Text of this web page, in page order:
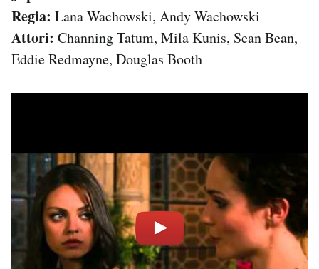
Regia: Lana Wachowski, Andy Wachowski
Attori: Channing Tatum, Mila Kunis, Sean Bean,
Eddie Redmayne, Douglas Booth